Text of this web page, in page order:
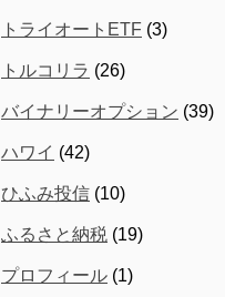
トライオートETF (3)
トルコリラ (26)
バイナリーオプション (39)
ハワイ (42)
ひふみ投信 (10)
ふるさと納税 (19)
プロフィール (1)